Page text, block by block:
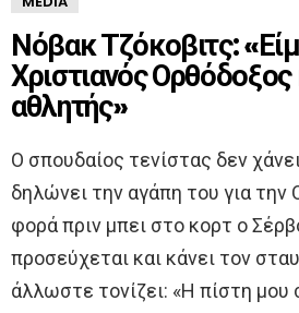
Νόβακ Τζόκοβιτς:
Χριστιανός Ορθόδοξος
αθλητής»
Ο σπουδαίος τενίστας δεν
δηλώνει την αγάπη του για την
φορά πριν μπει στο κορτ ο
προσεύχεται και κάνει τον
άλλωστε τονίζει: «Η πίστη μου